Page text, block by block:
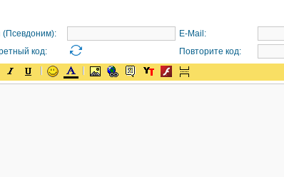
(Псевдоним):
E-Mail:
код:
Повторите код: